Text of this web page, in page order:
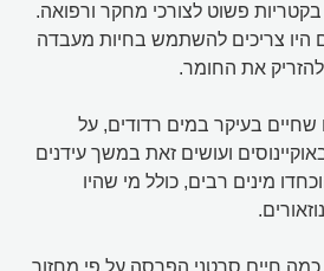
בקטריות פשוט לצורכי מחקר ורפואה.
היו צריכים להשתמש בחיות מעבדה
את החומר.
שחיים בעיקר במים רדודים, על
ועושים זאת במשך עידנים
מינים רבים, כולל מי שהיו
חיים סרטני הפרסה על פי מחזור